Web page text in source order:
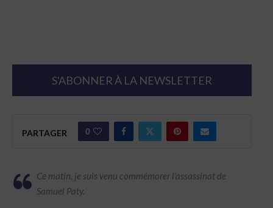
S'ABONNER À LA NEWSLETTER
PARTAGER 0
Ce matin, je suis venu commémorer l'assassinat de
Samuel Paty.